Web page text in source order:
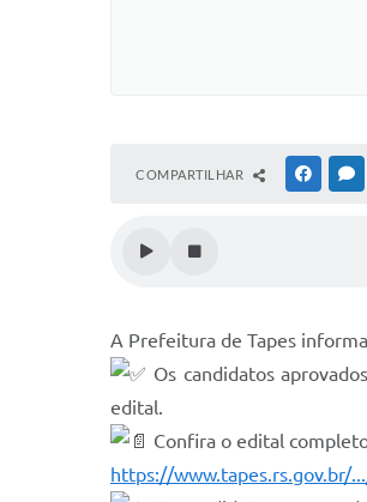
COMPARTILHAR
A Prefeitura de Tapes
Os candidatos
edital.
Confira o edital
https://www.tapes.rs.gov.br/